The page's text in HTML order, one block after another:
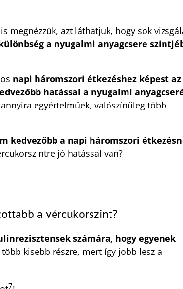
is megnézzük, azt láthatjuk, hogy sok
a nyugalmi anyagcsere
napi háromszori étkezéshez képest az
hatással a nyugalmi
egyértelműek, valószínűleg több
kedvezőbb a napi háromszori
jó hatással van?
a vércukorszint?
számára, hogy egyenek
kisebb részre, mert így jobb lesz a
7